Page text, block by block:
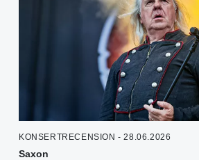
KONSERTRECENSION - 28.06.2026
Saxon